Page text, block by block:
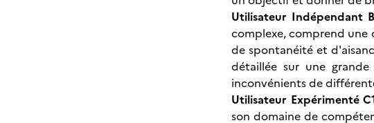
Utilisateur Indépendant
complexe, comprend une
de spontanéité et
détaillée sur une
inconvénients de
Utilisateur Expérimenté
son domaine de